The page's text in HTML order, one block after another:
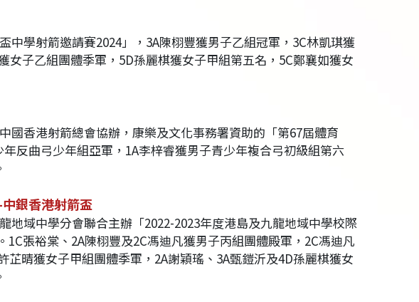
中學射箭邀請賽2024」，3A陳栩豐獲男子乙組冠軍，3C林凱琪獲
女子乙組團體季軍，5D孫麗棋獲女子甲組第五名，5C鄭襄如獲女
國香港射箭總會協辦，康樂及文化事務署資助的「第67屆體育
反曲弓少年組亞軍，1A李梓睿獲男子青少年複合弓初級組第六
銀香港射箭盃
地域中學分會聯合主辦「2022-2023年度港島及九龍地域中學校際
張裕棠、2A陳栩豐及2C馮迪凡獲男子丙組團體殿軍，2C馮迪凡
晴獲女子甲組團體季軍，2A謝穎瑤、3A甄鎧沂及4D孫麗棋獲女